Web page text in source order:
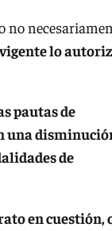
no
lo
pautas de
una
de
en cuestión,